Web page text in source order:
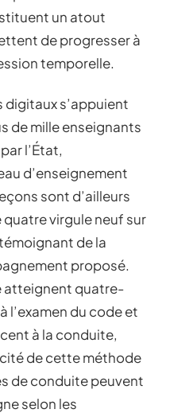
un atout
de progresser à
temporelle.
s’appuient
de mille enseignants
l’État,
d’enseignement
sont d’ailleurs
virgule neuf sur
de la
proposé.
atteignent quatre-
l’examen du code et
à la conduite,
de cette méthode
de conduite peuvent
selon les